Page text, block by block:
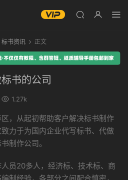
标书资讯 正文
书的公司
1.27k
，从起初帮助客户解决标书制作
力于为国内企业代写标书、代做
制作公司。
员20多人，经济标、技术标、商